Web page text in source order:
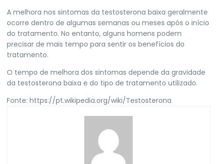
A melhora nos sintomas da testosterona baixa geralmente
ocorre dentro de algumas semanas ou meses após o início
do tratamento. No entanto, alguns homens podem
precisar de mais tempo para sentir os benefícios do
tratamento.
O tempo de melhora dos sintomas depende da gravidade
da testosterona baixa e do tipo de tratamento utilizado.
Fonte: https://pt.wikipedia.org/wiki/Testosterona